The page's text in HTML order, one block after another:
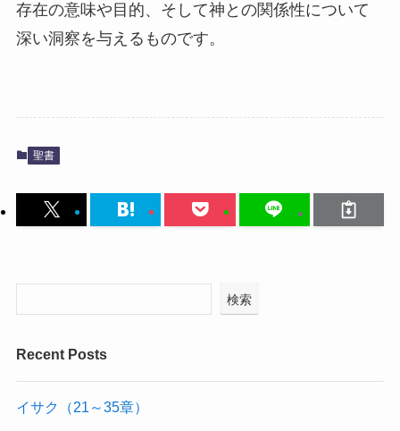
存在の意味や目的、そして神との関係性について
深い洞察を与えるものです。
聖書
検索
Recent Posts
イサク（21～35章）